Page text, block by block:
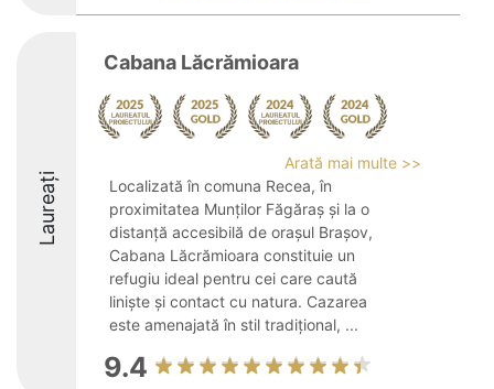
Laureați
Cabana Lăcrămioara
Arată mai multe >>
Localizată în comuna Recea, în
proximitatea Munților Făgăraș și la o
distanță accesibilă de orașul Brașov,
Cabana Lăcrămioara constituie un
refugiu ideal pentru cei care caută
liniște și contact cu natura. Cazarea
este amenajată în stil tradițional, ...
9.4